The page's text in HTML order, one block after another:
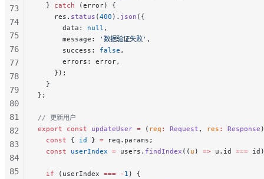
  }
catch (error) {
    res.
status (400 ). json ({
      data:
null ,
      message:
'数据验证失败' ,
      success:
false ,
      errors: error,
    });
  }
};
// 更新用户
export const updateUser = ( req : Request , res : Response
  const
{ id } = req.params;
  const
userIndex = users. findIndex (( u ) => u.id ===
  if
(userIndex === - 1 ) {
73
74
75
76
77
78
79
80
81
82
83
84
85